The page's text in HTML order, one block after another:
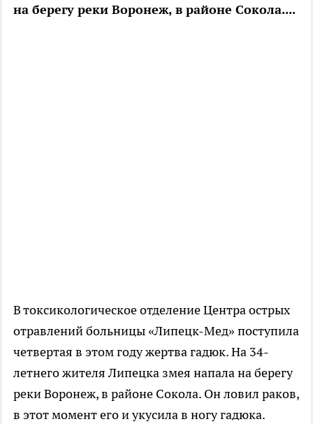
на берегу реки Воронеж, в районе Сокола....
В токсикологическое отделение Центра острых
отравлений больницы «Липецк-Мед» поступила
четвертая в этом году жертва гадюк. На 34-
летнего жителя Липецка змея напала на берегу
реки Воронеж, в районе Сокола. Он ловил раков,
в этот момент его и укусила в ногу гадюка.